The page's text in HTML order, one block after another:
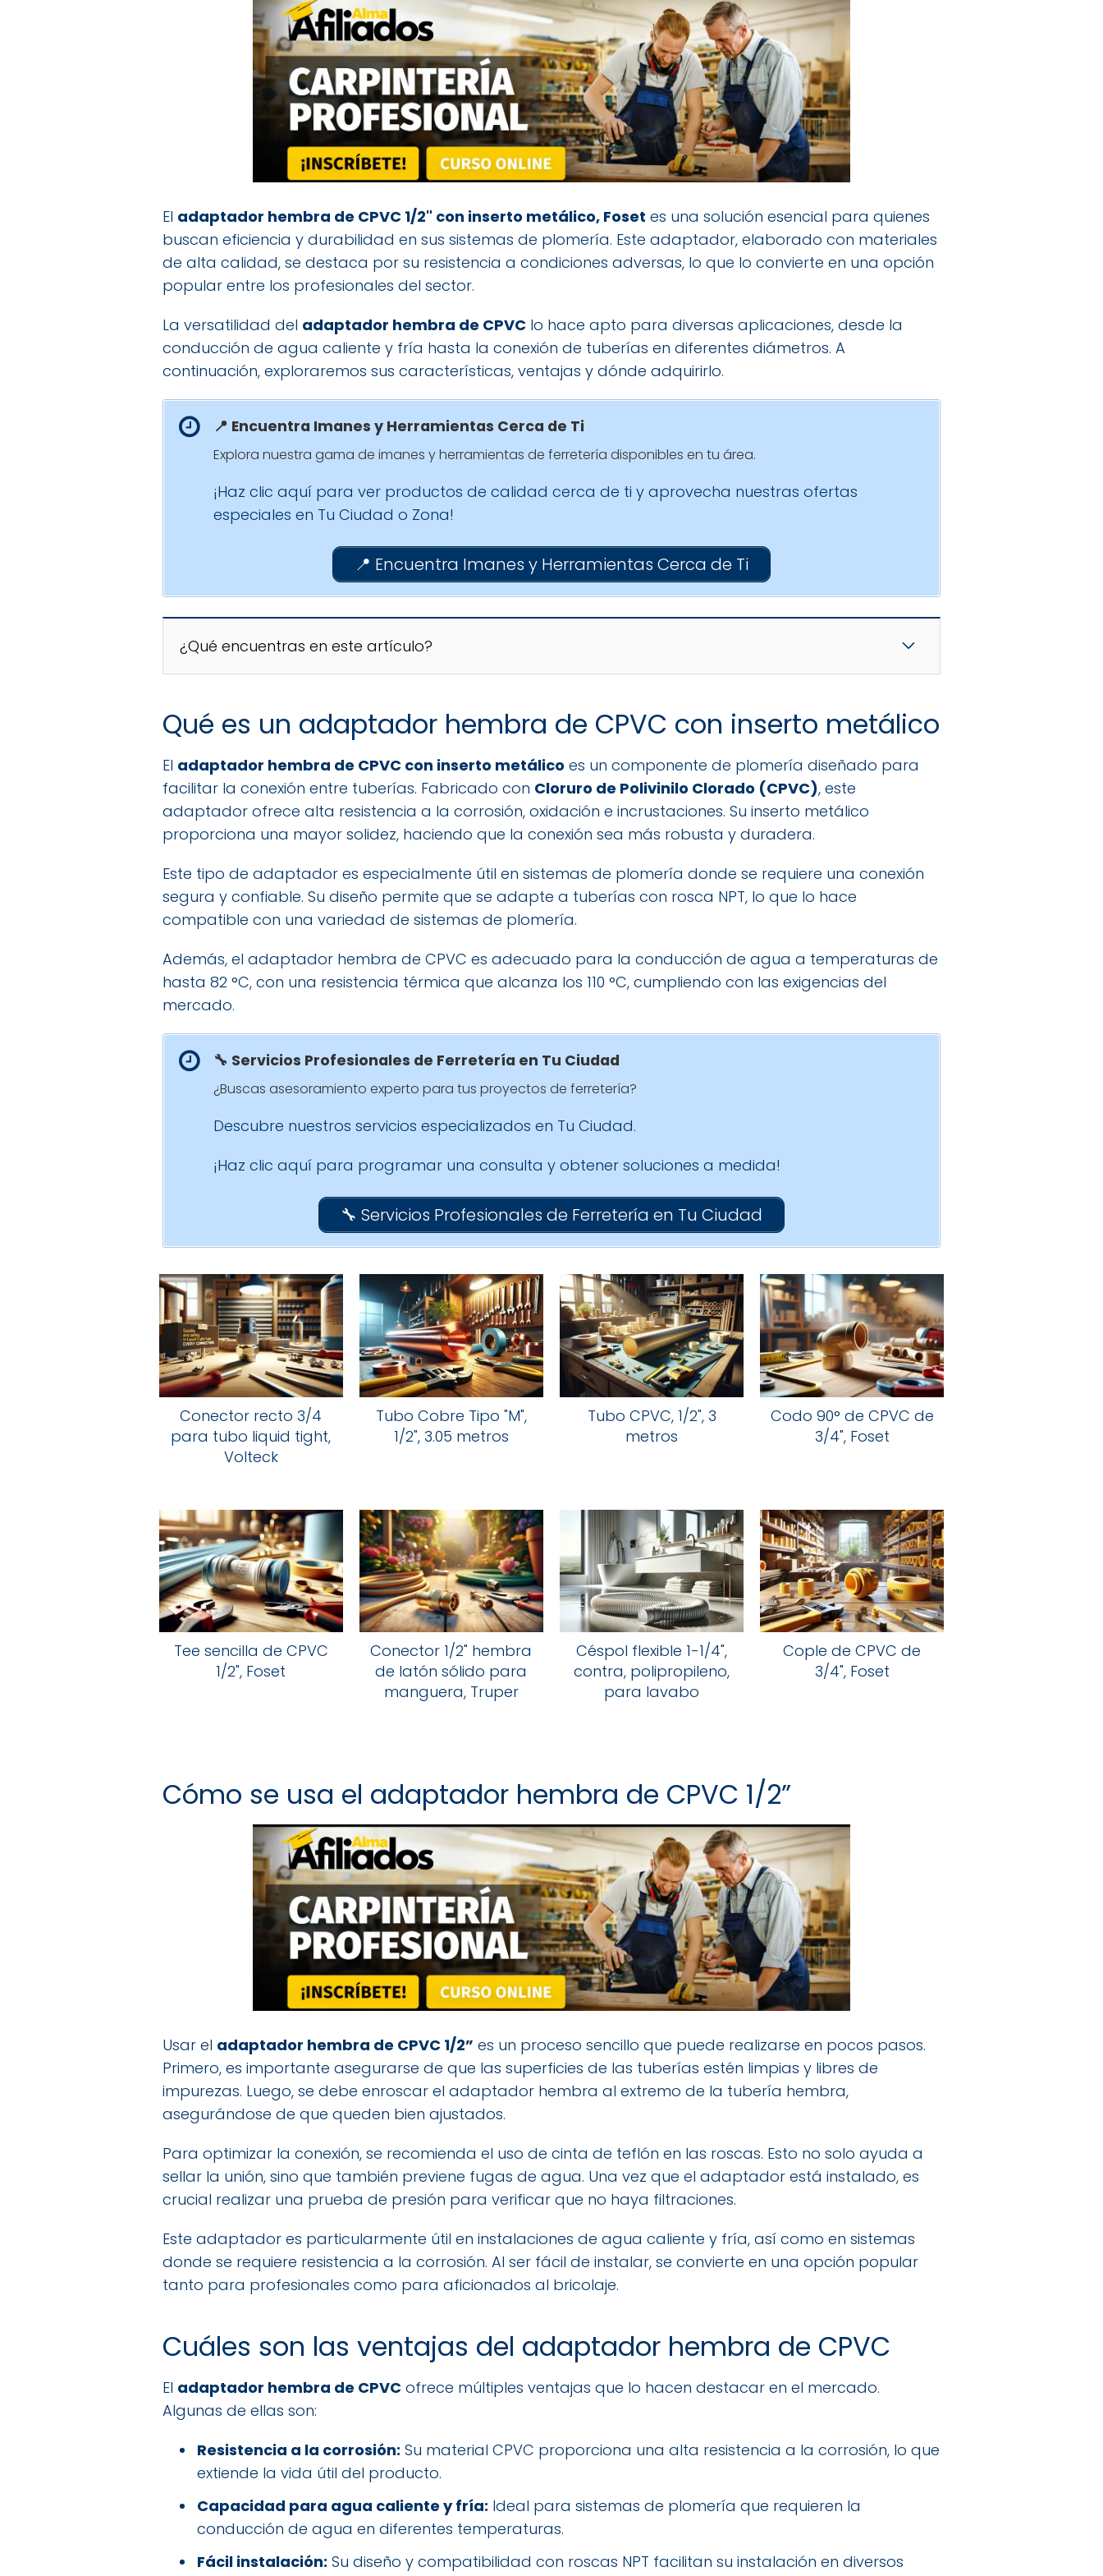
El adaptador hembra de CPVC 1/2" con inserto metálico, Foset es una solución esencial para quienes
buscan eficiencia y durabilidad en sus sistemas de plomería. Este adaptador, elaborado con materiales
de alta calidad, se destaca por su resistencia a condiciones adversas, lo que lo convierte en una opción
popular entre los profesionales del sector.
La versatilidad del adaptador hembra de CPVC lo hace apto para diversas aplicaciones, desde la
conducción de agua caliente y fría hasta la conexión de tuberías en diferentes diámetros. A
continuación, exploraremos sus características, ventajas y dónde adquirirlo.
📍 Encuentra Imanes y Herramientas Cerca de Ti
Explora nuestra gama de imanes y herramientas de ferretería disponibles en tu área.
¡Haz clic aquí para ver productos de calidad cerca de ti y aprovecha nuestras ofertas
especiales en Tu Ciudad o Zona!
📍 Encuentra Imanes y Herramientas Cerca de Ti
¿Qué encuentras en este artículo?
Qué es un adaptador hembra de CPVC con inserto metálico
El adaptador hembra de CPVC con inserto metálico es un componente de plomería diseñado para
facilitar la conexión entre tuberías. Fabricado con Cloruro de Polivinilo Clorado (CPVC), este
adaptador ofrece alta resistencia a la corrosión, oxidación e incrustaciones. Su inserto metálico
proporciona una mayor solidez, haciendo que la conexión sea más robusta y duradera.
Este tipo de adaptador es especialmente útil en sistemas de plomería donde se requiere una conexión
segura y confiable. Su diseño permite que se adapte a tuberías con rosca NPT, lo que lo hace
compatible con una variedad de sistemas de plomería.
Además, el adaptador hembra de CPVC es adecuado para la conducción de agua a temperaturas de
hasta 82 °C, con una resistencia térmica que alcanza los 110 °C, cumpliendo con las exigencias del
mercado.
🔧 Servicios Profesionales de Ferretería en Tu Ciudad
¿Buscas asesoramiento experto para tus proyectos de ferretería?
Descubre nuestros servicios especializados en Tu Ciudad.
¡Haz clic aquí para programar una consulta y obtener soluciones a medida!
🔧 Servicios Profesionales de Ferretería en Tu Ciudad
Conector recto 3/4
para tubo liquid tight,
Volteck
Tubo Cobre Tipo "M",
1/2", 3.05 metros
Tubo CPVC, 1/2", 3
metros
Codo 90° de CPVC de
3/4", Foset
Tee sencilla de CPVC
1/2", Foset
Conector 1/2" hembra
de latón sólido para
manguera, Truper
Céspol flexible 1-1/4",
contra, polipropileno,
para lavabo
Cople de CPVC de
3/4", Foset
Cómo se usa el adaptador hembra de CPVC 1/2”
Usar el adaptador hembra de CPVC 1/2” es un proceso sencillo que puede realizarse en pocos pasos.
Primero, es importante asegurarse de que las superficies de las tuberías estén limpias y libres de
impurezas. Luego, se debe enroscar el adaptador hembra al extremo de la tubería hembra,
asegurándose de que queden bien ajustados.
Para optimizar la conexión, se recomienda el uso de cinta de teflón en las roscas. Esto no solo ayuda a
sellar la unión, sino que también previene fugas de agua. Una vez que el adaptador está instalado, es
crucial realizar una prueba de presión para verificar que no haya filtraciones.
Este adaptador es particularmente útil en instalaciones de agua caliente y fría, así como en sistemas
donde se requiere resistencia a la corrosión. Al ser fácil de instalar, se convierte en una opción popular
tanto para profesionales como para aficionados al bricolaje.
Cuáles son las ventajas del adaptador hembra de CPVC
El adaptador hembra de CPVC ofrece múltiples ventajas que lo hacen destacar en el mercado.
Algunas de ellas son:
Resistencia a la corrosión: Su material CPVC proporciona una alta resistencia a la corrosión, lo que
extiende la vida útil del producto.
Capacidad para agua caliente y fría: Ideal para sistemas de plomería que requieren la
conducción de agua en diferentes temperaturas.
Fácil instalación: Su diseño y compatibilidad con roscas NPT facilitan su instalación en diversos